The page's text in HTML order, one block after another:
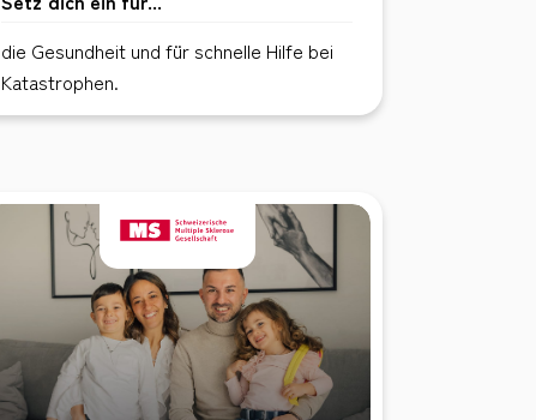
die Gesundheit und für schnelle Hilfe bei
Katastrophen.